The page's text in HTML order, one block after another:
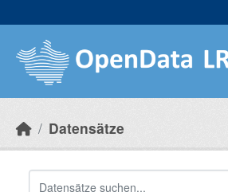
Datensätze